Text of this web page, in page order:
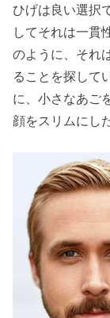
ひげは良い選択
してそれは一貫
のように、それ
ることを探して
に、小さなあご
顔をスリムにし